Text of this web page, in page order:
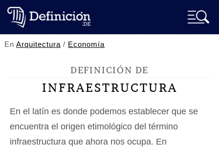
EnArquitectura / Economía
DEFINICIÓN DE
INFRAESTRUCTURA
En el latín es donde podemos establecer que se
encuentra el origen etimológico del término
infraestructura que ahora nos ocupa. En